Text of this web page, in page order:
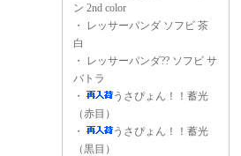
ン 2nd color
・
レッサーパンダ ソフビ 茶
白
・
レッサーパンダ?? ソフビ サ
バトラ
・
うさぴょん！！蓄光
（赤目）
・
うさぴょん！！蓄光
（黒目）